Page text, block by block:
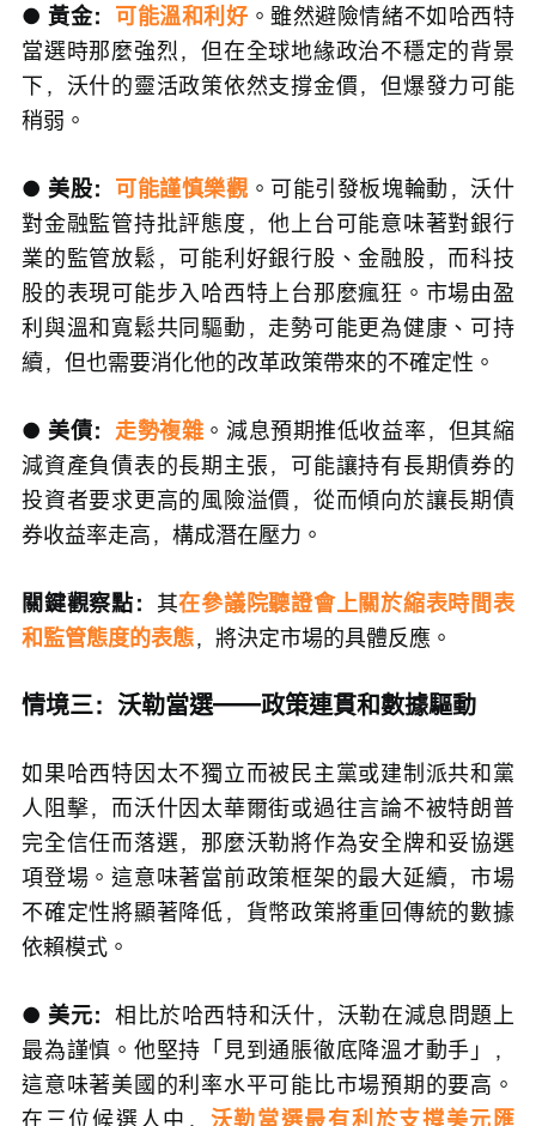
● 黃金： 可能溫和利好 。雖然避險情緒不如哈西特
當選時那麼強烈，但在全球地緣政治不穩定的背景
下，沃什的靈活政策依然支撐金價，但爆發力可能
稍弱。
● 美股： 可能謹慎樂觀 。可能引發板塊輪動，沃什
對金融監管持批評態度，他上台可能意味著對銀行
業的監管放鬆，可能利好銀行股、金融股，而科技
股的表現可能步入哈西特上台那麼瘋狂。市場由盈
利與溫和寬鬆共同驅動，走勢可能更為健康、可持
續，但也需要消化他的改革政策帶來的不確定性。
● 美債： 走勢複雜 。減息預期推低收益率，但其縮
減資產負債表的長期主張，可能讓持有長期債券的
投資者要求更高的風險溢價，從而傾向於讓長期債
券收益率走高，構成潛在壓力。
關鍵觀察點： 其在參議院聽證會上關於縮表時間表
和監管態度的表態，將決定市場的具體反應。
情境三：沃勒當選——政策連貫和數據驅動
如果哈西特因太不獨立而被民主黨或建制派共和黨
人阻擊，而沃什因太華爾街或過往言論不被特朗普
完全信任而落選，那麼沃勒將作為安全牌和妥協選
項登場。這意味著當前政策框架的最大延續，市場
不確定性將顯著降低，貨幣政策將重回傳統的數據
依賴模式。
● 美元： 相比於哈西特和沃什，沃勒在減息問題上
最為謹慎。他堅持「見到通脹徹底降溫才動手」，
這意味著美國的利率水平可能比市場預期的要高。
在三位候選人中， 沃勒當選最有利於支撐美元匯